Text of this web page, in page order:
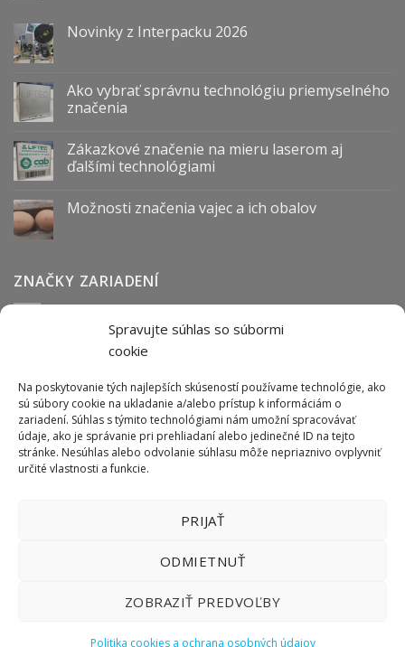
Spravujte súhlas so súbormi
cookie
Na poskytovanie tých najlepších skúseností používame technológie, ako
sú súbory cookie na ukladanie a/alebo prístup k informáciám o
zariadení. Súhlas s týmito technológiami nám umožní spracovávať
údaje, ako je správanie pri prehliadaní alebo jedinečné ID na tejto
stránke. Nesúhlas alebo odvolanie súhlasu môže nepriaznivo ovplyvniť
určité vlastnosti a funkcie.
PRIJAŤ
ODMIETNUŤ
ZOBRAZIŤ PREDVOĽBY
Politika cookies a ochrana osobných údajov
Novinky z Interpacku 2026
Ako vybrať správnu technológiu priemyselného
značenia
Zákazkové značenie na mieru laserom aj
ďalšími technológiami
Možnosti značenia vajec a ich obalov
ZNAČKY ZARIADENÍ
Anser Arca BOFA cab Carl Valentin
Datalogic Hitachi
Norwix
Purex Tiflex Tykma Zanasi
ODBER NEWSLETTERU